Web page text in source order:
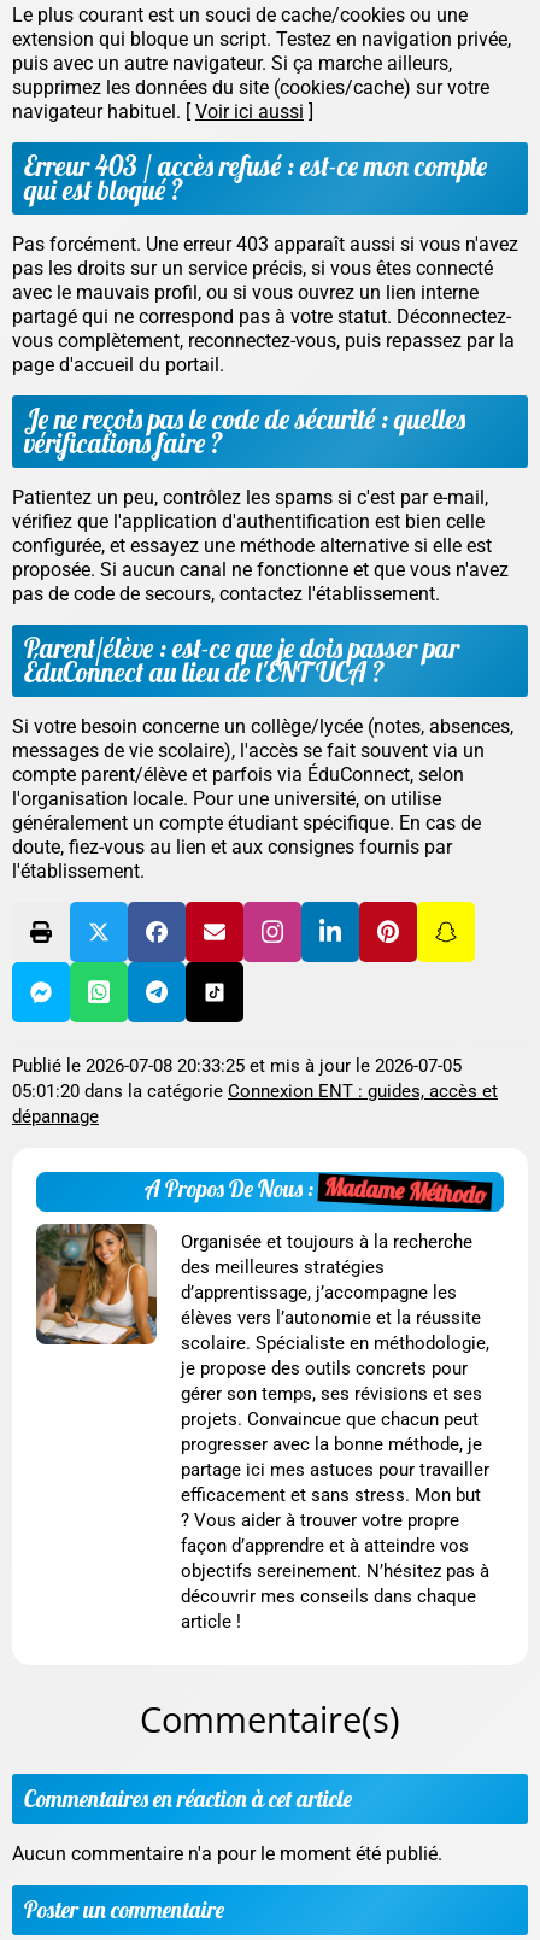
Le plus courant est un souci de cache/cookies ou une
extension qui bloque un script. Testez en navigation privée,
puis avec un autre navigateur. Si ça marche ailleurs,
supprimez les données du site (cookies/cache) sur votre
navigateur habituel. [ Voir ici aussi ]
Erreur 403 / accès refusé : est-ce mon compte
qui est bloqué ?
Pas forcément. Une erreur 403 apparaît aussi si vous n'avez
pas les droits sur un service précis, si vous êtes connecté
avec le mauvais profil, ou si vous ouvrez un lien interne
partagé qui ne correspond pas à votre statut. Déconnectez-
vous complètement, reconnectez-vous, puis repassez par la
page d'accueil du portail.
Je ne reçois pas le code de sécurité : quelles
vérifications faire ?
Patientez un peu, contrôlez les spams si c'est par e-mail,
vérifiez que l'application d'authentification est bien celle
configurée, et essayez une méthode alternative si elle est
proposée. Si aucun canal ne fonctionne et que vous n'avez
pas de code de secours, contactez l'établissement.
Parent/élève : est-ce que je dois passer par
ÉduConnect au lieu de l'ENT UCA ?
Si votre besoin concerne un collège/lycée (notes, absences,
messages de vie scolaire), l'accès se fait souvent via un
compte parent/élève et parfois via ÉduConnect, selon
l'organisation locale. Pour une université, on utilise
généralement un compte étudiant spécifique. En cas de
doute, fiez-vous au lien et aux consignes fournis par
l'établissement.
Publié le 2026-07-08 20:33:25 et mis à jour le 2026-07-05
05:01:20 dans la catégorie Connexion ENT : guides, accès et
dépannage
A Propos De Nous :Madame Méthodo
Organisée et toujours à la recherche
des meilleures stratégies
d’apprentissage, j’accompagne les
élèves vers l’autonomie et la réussite
scolaire. Spécialiste en méthodologie,
je propose des outils concrets pour
gérer son temps, ses révisions et ses
projets. Convaincue que chacun peut
progresser avec la bonne méthode, je
partage ici mes astuces pour travailler
efficacement et sans stress. Mon but
? Vous aider à trouver votre propre
façon d’apprendre et à atteindre vos
objectifs sereinement. N’hésitez pas à
découvrir mes conseils dans chaque
article !
Commentaire(s)
Commentaires en réaction à cet article
Aucun commentaire n'a pour le moment été publié.
Poster un commentaire